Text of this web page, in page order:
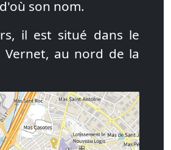
son nom.
il est situé dans le
au nord de la